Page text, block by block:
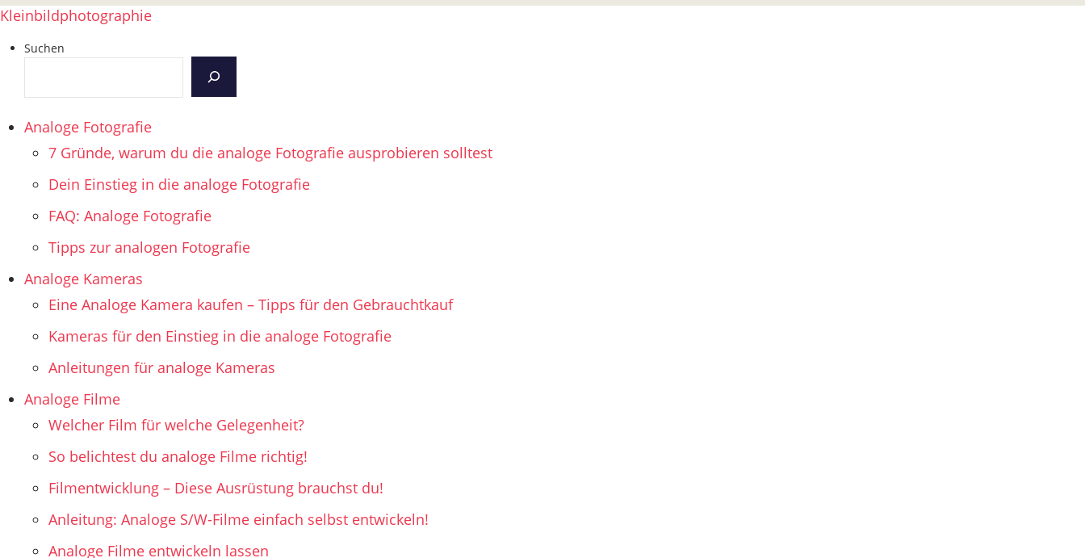
Kleinbildphotographie
Suchen
Analoge Fotografie
7 Gründe, warum du die analoge Fotografie ausprobieren solltest
Dein Einstieg in die analoge Fotografie
FAQ: Analoge Fotografie
Tipps zur analogen Fotografie
Analoge Kameras
Eine Analoge Kamera kaufen – Tipps für den Gebrauchtkauf
Kameras für den Einstieg in die analoge Fotografie
Anleitungen für analoge Kameras
Analoge Filme
Welcher Film für welche Gelegenheit?
So belichtest du analoge Filme richtig!
Filmentwicklung – Diese Ausrüstung brauchst du!
Anleitung: Analoge S/W-Filme einfach selbst entwickeln!
Analoge Filme entwickeln lassen